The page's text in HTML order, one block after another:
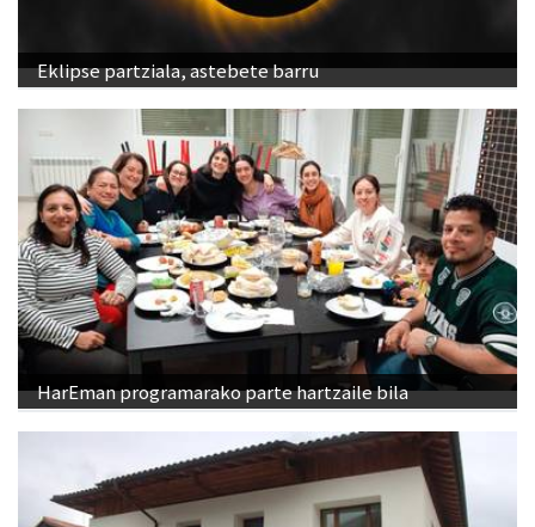
Eklipse partziala, astebete barru
HarEman programarako parte hartzaile bila